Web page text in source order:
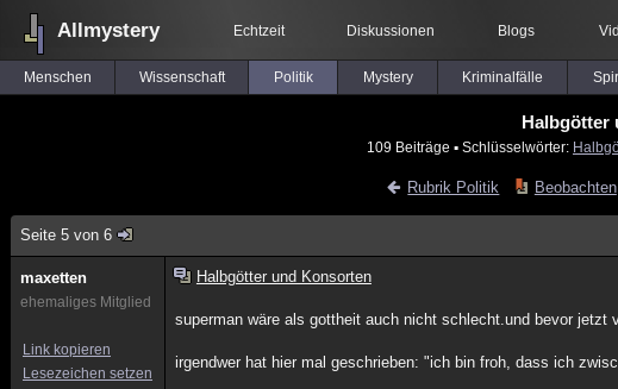
Allmystery Echtzeit Diskussionen Blogs
Menschen Wissenschaft Politik Mystery Kriminalfälle
Halbgötter
109 Beiträge ▪ Schlüsselwörter:
Rubrik Politik Beobachten
Seite 5 von 6
maxetten
ehemaliges Mitglied
Link kopieren
Lesezeichen setzen
Halbgötter und Konsorten
superman wäre als gottheit auch nicht schlecht.und bevor
irgendwer hat hier mal geschrieben: "ich bin froh, dass ich